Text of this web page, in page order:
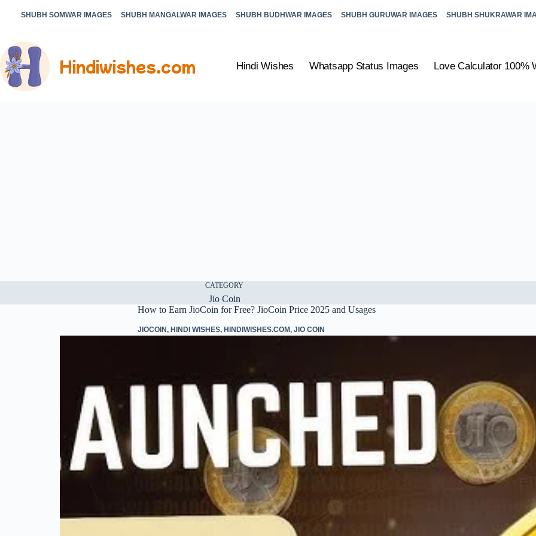
SHUBH SOMWAR IMAGES SHUBH MANGALWAR IMAGES SHUBH BUDHWAR IMAGES SHUBH GURUWAR IMAGES SHUBH SHUKRAWAR
Hindiwishes.com Hindi Wishes Whatsapp Status Images Love Calculator 100%
CATEGORY
Jio Coin
How to Earn JioCoin for Free? JioCoin Price 2025 and Usages
JIOCOIN, HINDI WISHES, HINDIWISHES.COM, JIO COIN